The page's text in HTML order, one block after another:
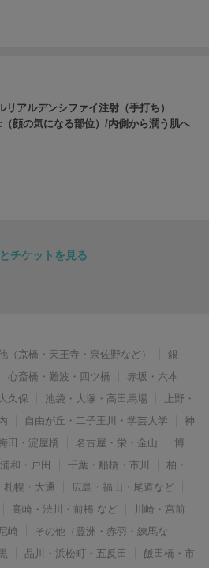
リアルデンシファイ注射（手打ち）
顔の気になる部位）/内側から潤う肌へ
チケットを見る
（京橋・天王寺・泉佐野など）
銀
心斎橋・難波・四ツ橋
赤坂・六本
久保 池袋・大塚・高田馬場
上野・
自由が丘・二子玉川・学芸大学
神
田・淀屋橋 名古屋・栄・金山
博
和・戸田 千葉・船橋・市川
柏・
札幌・大通
広島・福山・尾道など
高崎・渋川・前橋 など
川崎・宮前
崎
その他（豊洲・赤羽・練馬な
品川・浜松町・五反田
飯田橋・市